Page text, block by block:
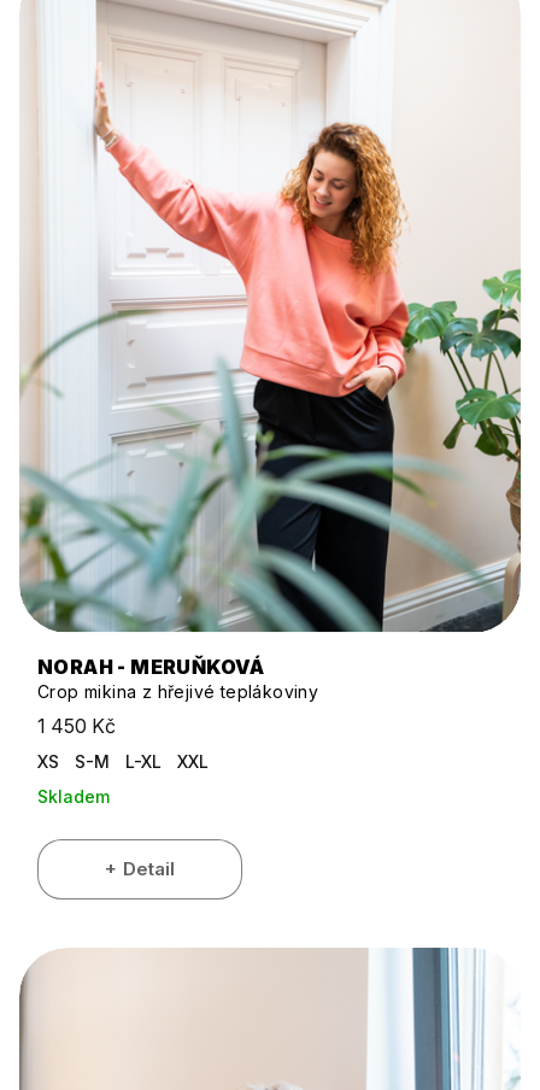
NORAH - MERUŇKOVÁ
Crop mikina z hřejivé teplákoviny
1 450 Kč
XS S-M L-XL
XXL
Skladem
Detail